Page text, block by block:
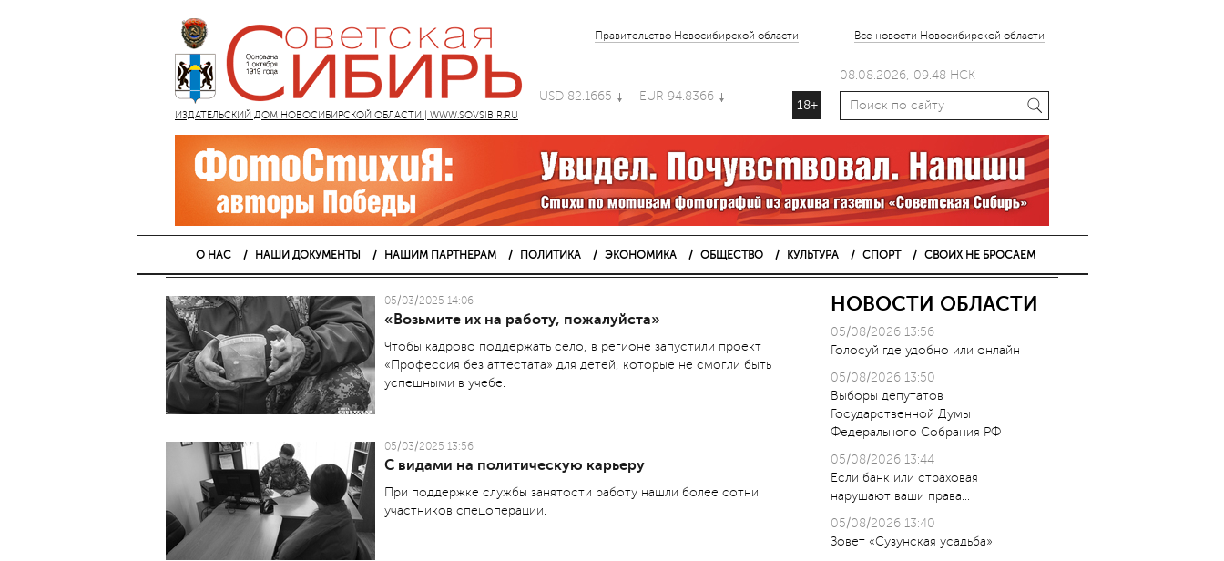
ИЗДАТЕЛЬСКИЙ ДОМ НОВОСИБИРСКОЙ ОБЛАСТИ | WWW.SOVSIBIR.RU
Правительство Новосибирской области Все новости Новосибирской области
USD 82.1665 EUR 94.8366
18+
08.08.2026, 09.48 НСК
О НАС НАШИ ДОКУМЕНТЫ НАШИМ ПАРТНЕРАМ ПОЛИТИКА ЭКОНОМИКА ОБЩЕСТВО КУЛЬТУРА СПОРТ СВОИХ НЕ БРОСАЕМ
05/03/2025 14:06
«Возьмите их на работу, пожалуйста»
Чтобы кадрово поддержать село, в регионе запустили проект
«Профессия без аттестата» для детей, которые не смогли быть
успешными в учебе.
05/03/2025 13:56
С видами на политическую карьеру
При поддержке службы занятости работу нашли более сотни
участников спецоперации.
НОВОСТИ ОБЛАСТИ
05/08/2026 13:56
Голосуй где удобно или онлайн
05/08/2026 13:50
Выборы депутатов
Государственной Думы
Федерального Собрания РФ
05/08/2026 13:44
Если банк или страховая
нарушают ваши права…
05/08/2026 13:40
Зовет «Сузунская усадьба»